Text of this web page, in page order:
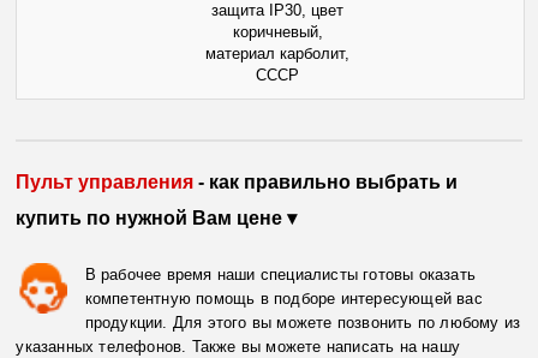
защита IP30, цвет
коричневый,
материал карболит,
СССР
Пульт управления - как правильно выбрать и
купить по нужной Вам цене ▾
В рабочее время наши специалисты готовы оказать
компетентную помощь в подборе интересующей вас
продукции. Для этого вы можете позвонить по любому из
указанных телефонов. Также вы можете написать на нашу